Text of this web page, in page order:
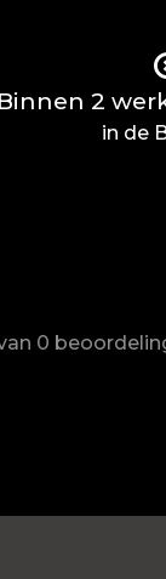
Binnen 2
in de
0